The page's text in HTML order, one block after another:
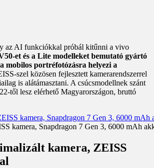
az AI funkciókkal próbál kitűnni a vivo
et és a Lite modelleket bemutató gyártó
mobilos portréfotózásra helyezi a
szel közösen fejlesztett kamerarendszerrel
is alátámasztani. A csúcsmodellnek szánt
től lesz elérhető Magyarországon, bruttó
kamera, Snapdragon 7 Gen 3, 6000 mAh
kamera, ZEISS